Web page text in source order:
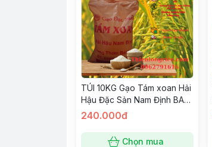
TÚI 10KG Gạo Tám xoan Hải
Hậu Đặc Sản Nam Định BAO
10Kg, Hàng Loại 1 Thiên
240.000đ
Chọn mua